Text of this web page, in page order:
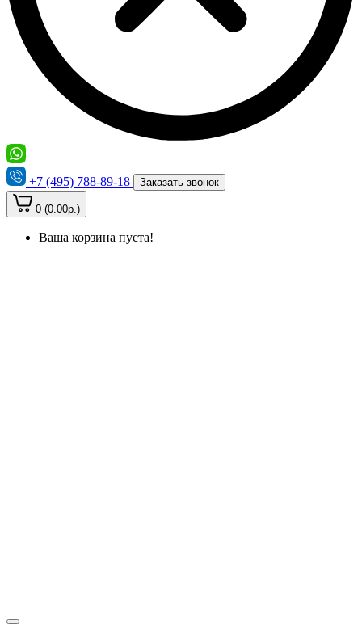
+7 (495) 788-89-18 Заказать звонок
0 (0.00р.)
Ваша корзина пуста!